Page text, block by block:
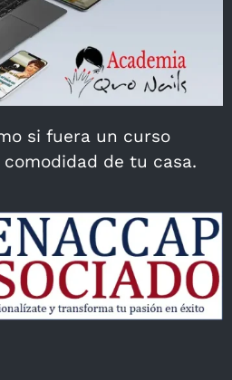
si fuera un curso
de tu casa.